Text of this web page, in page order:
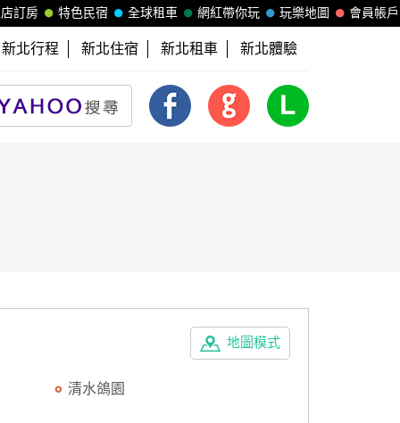
會員帳戶
玩樂地圖
網紅帶你玩
全球租車
特色民宿
訂房
新北行程 新北住宿 新北租車 新北體驗
地圖模式
清水鴿園